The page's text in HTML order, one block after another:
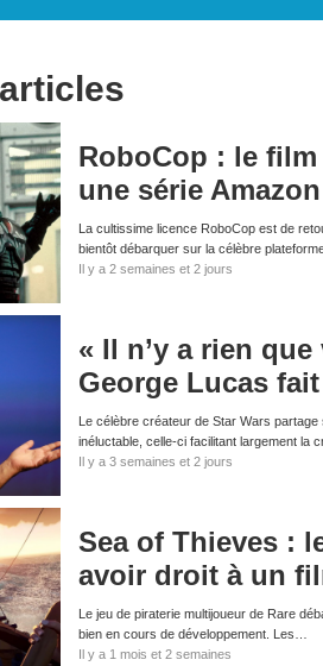
RoboCop : le
une série Amazon
La cultissime licence RoboCop est de
bientôt débarquer sur la célèbre
Il y a 2 semaines et 2 jours
« Il n’y a rien
George Lucas
Le célèbre créateur de Star Wars partage
inéluctable, celle-ci facilitant largement la
Il y a 3 semaines et 2 jours
Sea of Thieves :
avoir droit à un
Le jeu de piraterie multijoueur de Rare
bien en cours de développement. Les…
Il y a 1 mois et 2 semaines